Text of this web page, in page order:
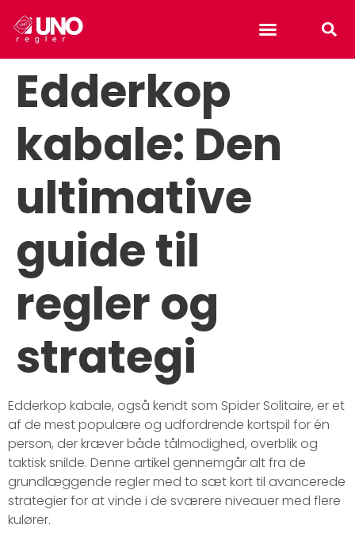
Edderkop
kabale: Den
ultimative
guide til
regler og
strategi
Edderkop kabale, også kendt som Spider Solitaire, er et
af de mest populære og udfordrende kortspil for én
person, der kræver både tålmodighed, overblik og
taktisk snilde. Denne artikel gennemgår alt fra de
grundlæggende regler med to sæt kort til avancerede
strategier for at vinde i de sværere niveauer med flere
kulører.